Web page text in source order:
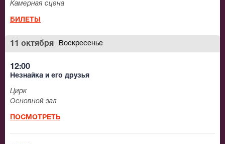
Камерная сцена
БИЛЕТЫ
11 октября Воскресенье
12:00
Незнайка и его друзья
Цирк
Основной зал
ПОСМОТРЕТЬ